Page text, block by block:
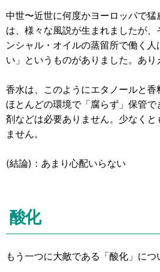
中世〜近世に何度かヨーロッパで
は、様々な風説が生まれましたが
ンシャル・オイルの蒸留所で働く
い」というものがありました。あり
香水は、このようにエタノールと香
ほとんどの環境で「腐らず」保管
剤などは必要ありません。少なく
ません。
(結論)：あまり心配いらない
酸化
もう一つに大敵である「酸化」につ